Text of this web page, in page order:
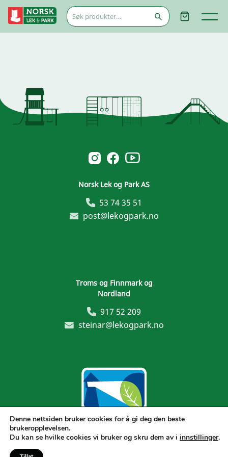
Søk
etter:
Norsk Leg & Park instagram
Norsk Leg & Park facebook
Norsk Leg & Park youtube
Norsk Lek og Park AS
53 74 35 51
post@lekogpark.no
Troms og Finnmark og
Nordland
917 52 209
steinar@lekogpark.no
Denne nettsiden bruker cookies for å gi deg den beste
brukeropplevelsen.
Du kan se hvilke cookies vi bruker og skru dem av i innstillinger.